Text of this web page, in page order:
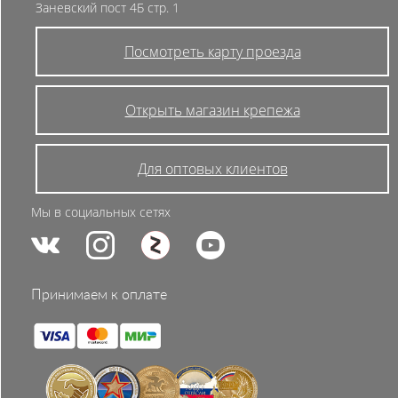
удобный способ из представленных.
Заневский пост 4Б стр. 1
Посмотреть карту проезда
Открыть магазин крепежа
Для оптовых клиентов
Мы в социальных сетях
Принимаем к оплате